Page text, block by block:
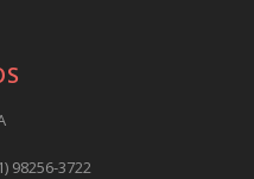
98256-3722